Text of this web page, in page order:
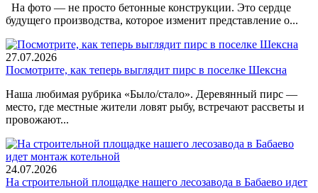
На фото — не просто бетонные конструкции. Это сердце
будущего производства, которое изменит представление о...
27.07.2026
Посмотрите, как теперь выглядит пирс в поселке Шексна
Наша любимая рубрика «Было/стало». Деревянный пирс —
место, где местные жители ловят рыбу, встречают рассветы и
провожают...
24.07.2026
На строительной площадке нашего лесозавода в Бабаево идет